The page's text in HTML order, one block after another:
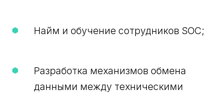
Найм и обучение сотрудников SOC;
Разработка механизмов обмена
данными между техническими